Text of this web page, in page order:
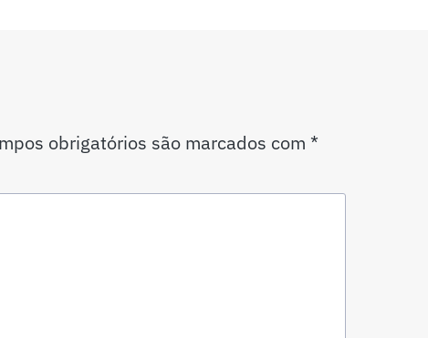
obrigatórios são marcados com *